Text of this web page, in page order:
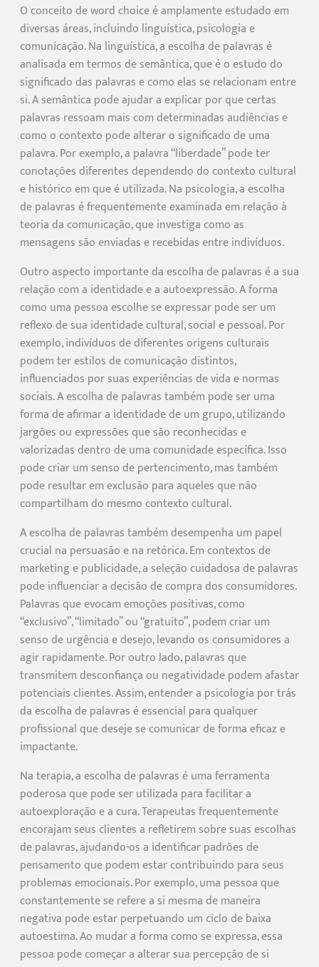
O conceito de word choice é amplamente estudado em
diversas áreas, incluindo linguística, psicologia e
comunicação. Na linguística, a escolha de palavras é
analisada em termos de semântica, que é o estudo do
significado das palavras e como elas se relacionam entre
si. A semântica pode ajudar a explicar por que certas
palavras ressoam mais com determinadas audiências e
como o contexto pode alterar o significado de uma
palavra. Por exemplo, a palavra “liberdade” pode ter
conotações diferentes dependendo do contexto cultural
e histórico em que é utilizada. Na psicologia, a escolha
de palavras é frequentemente examinada em relação à
teoria da comunicação, que investiga como as
mensagens são enviadas e recebidas entre indivíduos.
Outro aspecto importante da escolha de palavras é a sua
relação com a identidade e a autoexpressão. A forma
como uma pessoa escolhe se expressar pode ser um
reflexo de sua identidade cultural, social e pessoal. Por
exemplo, indivíduos de diferentes origens culturais
podem ter estilos de comunicação distintos,
influenciados por suas experiências de vida e normas
sociais. A escolha de palavras também pode ser uma
forma de afirmar a identidade de um grupo, utilizando
jargões ou expressões que são reconhecidas e
valorizadas dentro de uma comunidade específica. Isso
pode criar um senso de pertencimento, mas também
pode resultar em exclusão para aqueles que não
compartilham do mesmo contexto cultural.
A escolha de palavras também desempenha um papel
crucial na persuasão e na retórica. Em contextos de
marketing e publicidade, a seleção cuidadosa de palavras
pode influenciar a decisão de compra dos consumidores.
Palavras que evocam emoções positivas, como
“exclusivo”, “limitado” ou “gratuito”, podem criar um
senso de urgência e desejo, levando os consumidores a
agir rapidamente. Por outro lado, palavras que
transmitem desconfiança ou negatividade podem afastar
potenciais clientes. Assim, entender a psicologia por trás
da escolha de palavras é essencial para qualquer
profissional que deseje se comunicar de forma eficaz e
impactante.
Na terapia, a escolha de palavras é uma ferramenta
poderosa que pode ser utilizada para facilitar a
autoexploração e a cura. Terapeutas frequentemente
encorajam seus clientes a refletirem sobre suas escolhas
de palavras, ajudando-os a identificar padrões de
pensamento que podem estar contribuindo para seus
problemas emocionais. Por exemplo, uma pessoa que
constantemente se refere a si mesma de maneira
negativa pode estar perpetuando um ciclo de baixa
autoestima. Ao mudar a forma como se expressa, essa
pessoa pode começar a alterar sua percepção de si